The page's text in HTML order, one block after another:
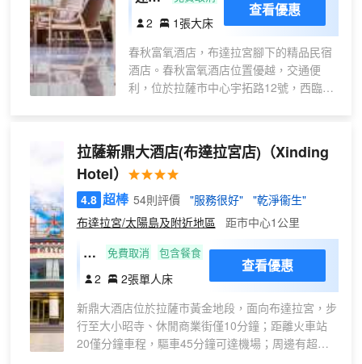
馬
桶
）
濃氧
大床
房
2 1張大床
查看優惠
春秋富氧酒店，布達拉宮腳下的精品民宿
酒店。春秋富氧酒店位置優越，交通便
利，位於拉薩市中心宇拓路12號，西臨網
昭寺和藏式風情濃郁的千年轉經道八廓
街。當你厭倦了大城市裏的喧囂浮躁，不
妨來到這裏，放鬆身心，徜徉在神聖的藏
文化氛圍裏，還原純粹的生活。春秋富氧
感的酒店，整體設計新中式風格，客房既
有現代的簡約大方，也有古代的婉約含
蓄。有質感的榆木傢俱、無味的硅藻泥牆
體以及藏式元素的屋頂設計是酒店亮點。
設計關乎人的情感和美的表達，我們酒店
精心彰顯住的藝術，這裏是您的旅途歸
處。春秋富氧酒店提供優質的住宿和管家
服務，打造舒適獨特的入住體驗。自助早
拉薩新鼎大酒店(布達拉宮店) （Xinding
Hotel）
4.8 超棒 54則評價 "服務很好"
"乾淨衞生"
布達拉宮/太陽島及附近地區
距市中心1公里
特
價
床
房
（
免費取消 包含餐食
2 2張單人床
查看優惠
新鼎大酒店位於拉薩市黃金地段，面向布達拉宮，步
行至大小昭寺、休閒商業街僅10分鐘；距離火車站
20僅分鐘車程，驅車45分鐘可達機場；周邊有超